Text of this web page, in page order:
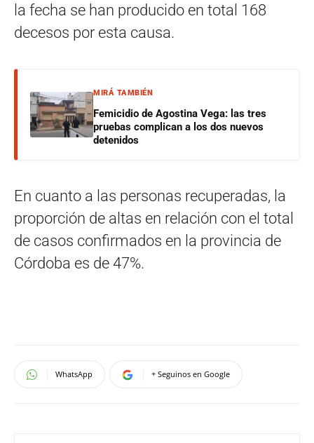
la fecha se han producido en total 168
decesos por esta causa.
MIRÁ TAMBIÉN
Femicidio de Agostina Vega: las tres
pruebas complican a los dos nuevos
detenidos
En cuanto a las personas recuperadas, la
proporción de altas en relación con el total
de casos confirmados en la provincia de
Córdoba es de 47%.
WhatsApp + Seguinos en Google